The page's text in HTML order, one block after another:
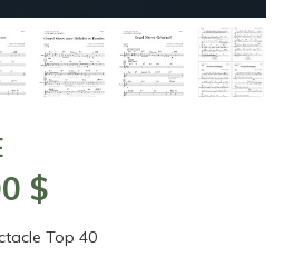
$Plage
prix :
Top 40